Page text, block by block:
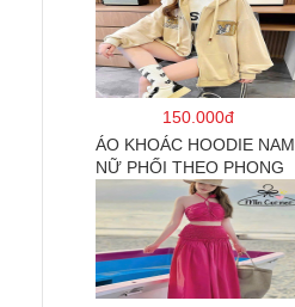
150.000đ
ÁO KHOÁC HOODIE NAM
NỮ PHỐI THEO PHONG
CÁCH HÀN QUỐC FORM
RỘNG HÌNH THÊU SIÊU
ĐẸP CỰC CHẤT LƯỢNG
HÀNG HOT TREND